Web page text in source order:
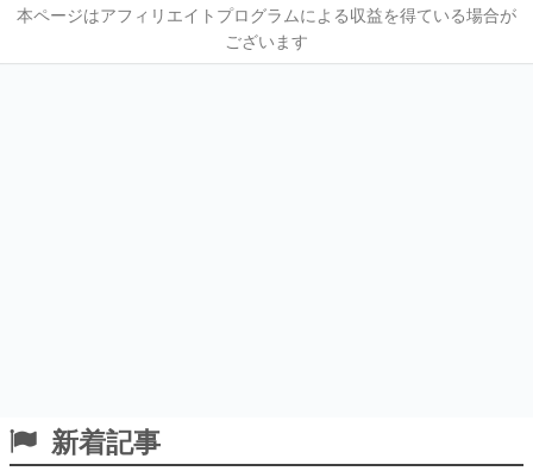
本ページはアフィリエイトプログラムによる収益を得ている場合が
ございます
新着記事